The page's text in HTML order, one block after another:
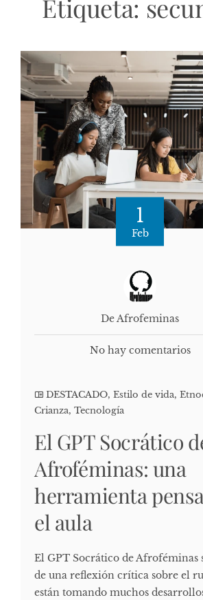
Etiqueta:
1
Feb
De Afrofeminas
No hay comentarios
DESTACADO, Estilo de vida,
Crianza, Tecnología
El GPT Socrático
Afroféminas: una
herramienta
el aula
El GPT Socrático de Afroféminas
de una reflexión crítica sobre el
están tomando muchos